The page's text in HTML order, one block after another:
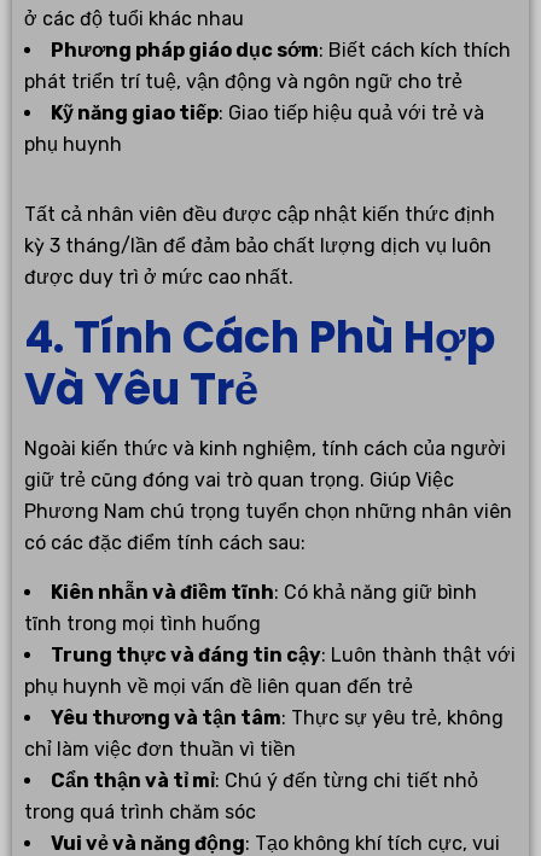
ở các độ tuổi khác nhau
Phương pháp giáo dục sớm: Biết cách kích thích
phát triển trí tuệ, vận động và ngôn ngữ cho trẻ
Kỹ năng giao tiếp: Giao tiếp hiệu quả với trẻ và
phụ huynh
Tất cả nhân viên đều được cập nhật kiến thức định
kỳ 3 tháng/lần để đảm bảo chất lượng dịch vụ luôn
được duy trì ở mức cao nhất.
4. Tính Cách Phù Hợp
Và Yêu Trẻ
Ngoài kiến thức và kinh nghiệm, tính cách của người
giữ trẻ cũng đóng vai trò quan trọng. Giúp Việc
Phương Nam chú trọng tuyển chọn những nhân viên
có các đặc điểm tính cách sau:
Kiên nhẫn và điềm tĩnh: Có khả năng giữ bình
tĩnh trong mọi tình huống
Trung thực và đáng tin cậy: Luôn thành thật với
phụ huynh về mọi vấn đề liên quan đến trẻ
Yêu thương và tận tâm: Thực sự yêu trẻ, không
chỉ làm việc đơn thuần vì tiền
Cẩn thận và tỉ mỉ: Chú ý đến từng chi tiết nhỏ
trong quá trình chăm sóc
Vui vẻ và năng động: Tạo không khí tích cực, vui